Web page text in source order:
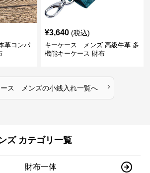
革コンパ
¥3,640 (税込)
キーケース メンズ 高級牛革 多
機能キーケース 財布
ース メンズの小銭入れ一覧へ ›
ズ カテゴリ一覧
財布一体